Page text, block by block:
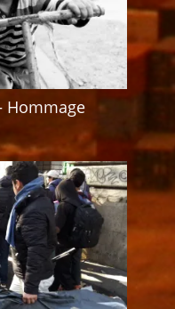
Hommage